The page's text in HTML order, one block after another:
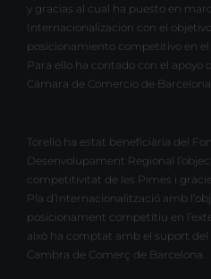
y gracias al cual ha puesto en
Internacionalización con el
posicionamiento competitivo en
Para ello ha contado con el apoyo
Cámara de Comercio de Barcelona.
Torelló ha estat beneficiària del
Desenvolupament Regional
competitivitat de les Pimes i
Pla d’Internacionalització amb
posicionament competitiu en
això ha comptat amb el suport del
Cambra de Comerç de Barcelona.